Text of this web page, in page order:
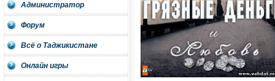
Администратор
Форум
Всё о Таджикистане
Онлайн игры